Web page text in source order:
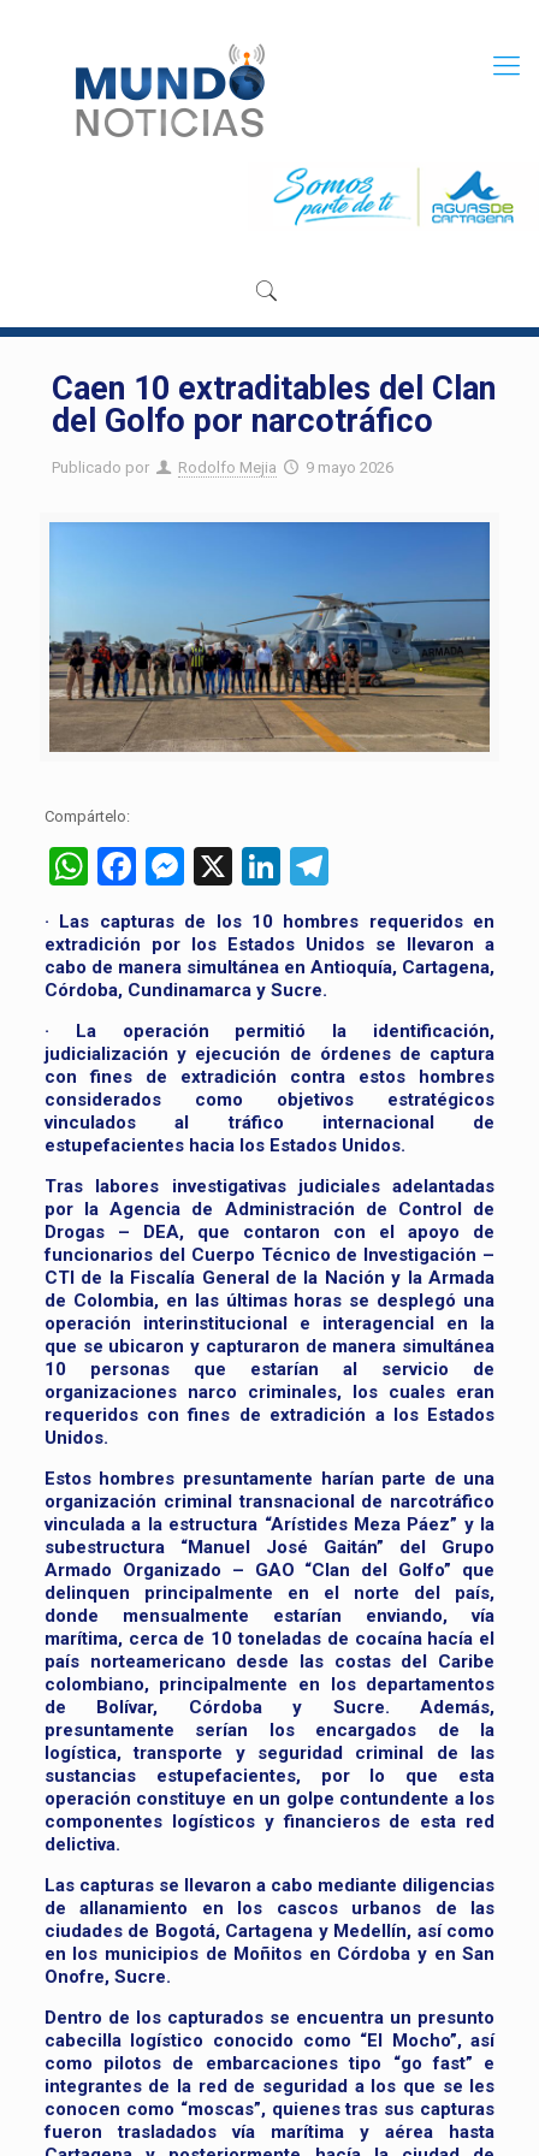
Caen 10 extraditables del Clan
del Golfo por narcotráfico
Publicado por Rodolfo Mejia 9 mayo 2026
Compártelo:
WhatsApp
Facebook
Messenger
X LinkedIn
Telegram
· Las capturas de los 10 hombres requeridos en
extradición por los Estados Unidos se llevaron a
cabo de manera simultánea en Antioquía, Cartagena,
Córdoba, Cundinamarca y Sucre.
· La operación permitió la identificación,
judicialización y ejecución de órdenes de captura
con fines de extradición contra estos hombres
considerados como objetivos estratégicos
vinculados al tráfico internacional de
estupefacientes hacia los Estados Unidos.
Tras labores investigativas judiciales adelantadas
por la Agencia de Administración de Control de
Drogas – DEA, que contaron con el apoyo de
funcionarios del Cuerpo Técnico de Investigación –
CTI de la Fiscalía General de la Nación y la Armada
de Colombia, en las últimas horas se desplegó una
operación interinstitucional e interagencial en la
que se ubicaron y capturaron de manera simultánea
10 personas que estarían al servicio de
organizaciones narco criminales, los cuales eran
requeridos con fines de extradición a los Estados
Unidos.
Estos hombres presuntamente harían parte de una
organización criminal transnacional de narcotráfico
vinculada a la estructura “Arístides Meza Páez” y la
subestructura “Manuel José Gaitán” del Grupo
Armado Organizado – GAO “Clan del Golfo” que
delinquen principalmente en el norte del país,
donde mensualmente estarían enviando, vía
marítima, cerca de 10 toneladas de cocaína hacía el
país norteamericano desde las costas del Caribe
colombiano, principalmente en los departamentos
de Bolívar, Córdoba y Sucre. Además,
presuntamente serían los encargados de la
logística, transporte y seguridad criminal de las
sustancias estupefacientes, por lo que esta
operación constituye en un golpe contundente a los
componentes logísticos y financieros de esta red
delictiva.
Las capturas se llevaron a cabo mediante diligencias
de allanamiento en los cascos urbanos de las
ciudades de Bogotá, Cartagena y Medellín, así como
en los municipios de Moñitos en Córdoba y en San
Onofre, Sucre.
Dentro de los capturados se encuentra un presunto
cabecilla logístico conocido como “El Mocho”, así
como pilotos de embarcaciones tipo “go fast” e
integrantes de la red de seguridad a los que se les
conocen como “moscas”, quienes tras sus capturas
fueron trasladados vía marítima y aérea hasta